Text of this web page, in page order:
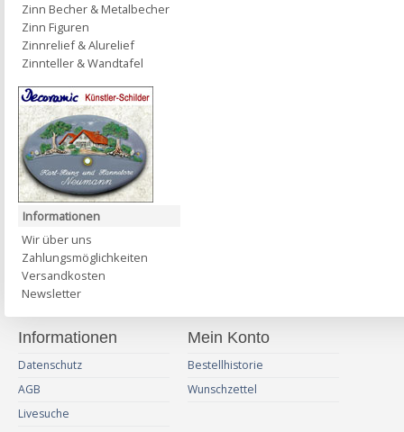
Zinn Becher & Metalbecher
Zinn Figuren
Zinnrelief & Alurelief
Zinnteller & Wandtafel
Informationen
Wir über uns
Zahlungsmöglichkeiten
Versandkosten
Newsletter
Informationen
Datenschutz
AGB
Livesuche
Mein Konto
Bestellhistorie
Wunschzettel